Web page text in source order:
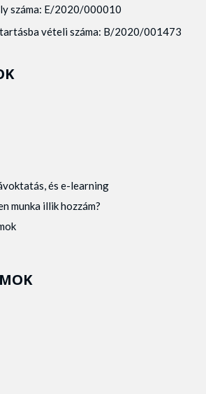
száma: E/2020/000010
vételi száma: B/2020/001473
és e-learning
munka illik hozzám?